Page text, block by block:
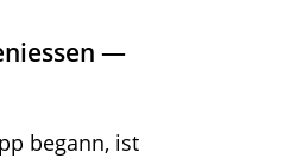
—
begann, ist